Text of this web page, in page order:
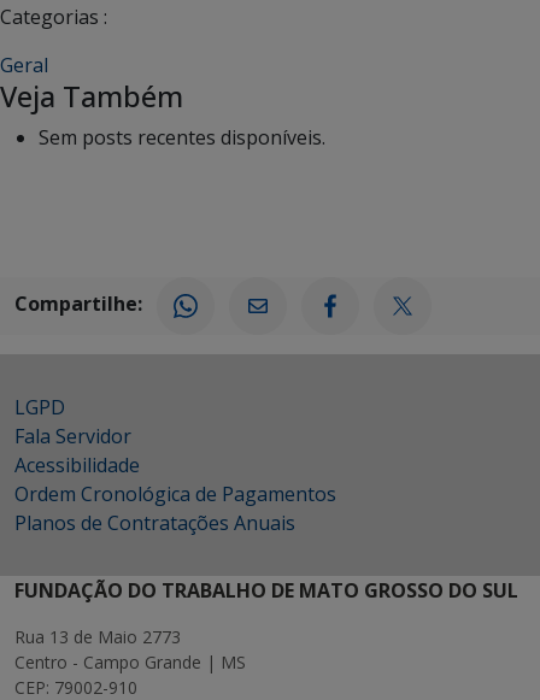
Categorias :
Geral
Veja Também
Sem posts recentes disponíveis.
Compartilhe:
LGPD
Fala Servidor
Acessibilidade
Ordem Cronológica de Pagamentos
Planos de Contratações Anuais
FUNDAÇÃO DO TRABALHO DE MATO GROSSO DO SUL
Rua 13 de Maio 2773
Centro - Campo Grande | MS
CEP: 79002-910